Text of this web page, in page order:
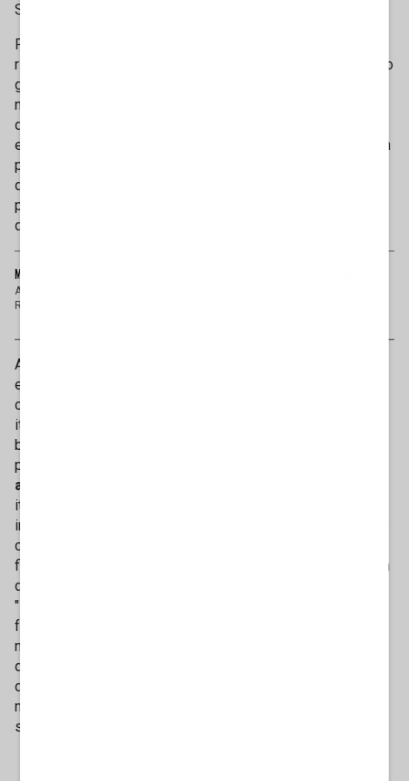
Senato durante il Premier question time.
Poi ha aggiunto: "Mi è sembrata una premier in difesa che
rivendica alcuni risultati, ciascuno di essi discutibili, del suo
governo, e che non ha più nulla da dire a questo Paese, se
non riproporgli la
della Borsa, dell'aumento dell'occupazione, che sappiamo
essere drogato, dello spread. Tutte cose che gli italiani non
percepiscono sulla propria pelle. Il governo si sta
disgregando nei suoi fondamenti, ministeri che perdono
pezzi da tutte le parti... Il governo non è più in grado di
decidere alcunché, sopravvive a se stesso".
MASSIMO GIANNINI ATTACCA DALLA GRUBER: "PERCHÉ MELONI È UNA SCIAMANA"
A Otto e Mezzo questa sera c'è lui: Massimo Giannini. L'editorialista di
Repubblica in queste ore è...
A quel punto allora è intervenuto
editoriale del
considera la stabilità, il raddoppio del valore della Borsa
italiana, la disoccupazione ai minimi storici, lo spread
bassissimo rispetto a come le era stato lasciato, delle
piccole cose, dei
agli italiani
italiane che hanno uno stipendio in più sono molto
interessate, così come sono interessati allo spread coloro
che hanno un mutuo, coloro che hanno aziende con
finanziamenti per lo sviluppo. La stabilità è una cosa che fa
del bene, sia di destra che di sinistra". Infine, ha ricordato:
"Meloni aveva promesso di dare stabilità all'Italia e l'ha
fatto, di dare un ruolo all'Italia in politica estera e l'ha fatto,
nonostante tutto quello che è successo in questi
quattro anni, aveva promesso di combattere la
disoccupazione e il lavoro nero e ci è riuscita, lo dicono i
numeri. Aveva promesso di abbassare lo spread. Poi c'è
stata anche la crescita del Pil".